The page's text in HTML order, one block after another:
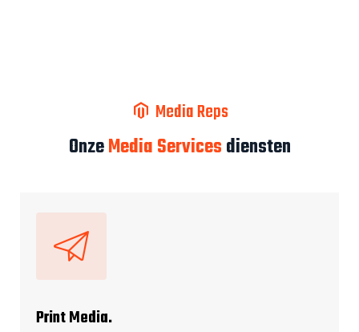
Media Reps
OnzeMedia Servicesdiensten
Print Media.